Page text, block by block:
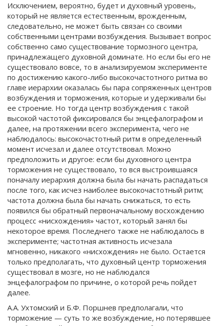
Исключением, вероятно, будет и духовный уровень,
который не является естественным, врожденным,
следовательно, не может быть связан со своими
собственными центрами возбуждения. Вызывает вопрос
собственно само существование тормозного центра,
принадлежащего духовной доминате. Но если бы его не
существовало вовсе, то в анализируемом эксперименте
по достижению какого-либо высокочастотного ритма во
главе иерархии оказалась бы пара сопряженных центров
возбуждения и торможения, которые и удерживали бы
ее строение. Но тогда центр возбуждения с такой
высокой частотой фиксировался бы энцефалографом и
далее, на протяжении всего эксперимента, чего не
наблюдалось: высокочастотный ритм в определенный
момент исчезал и далее отсутствовал. Можно
предположить и другое: если бы духовного центра
торможения не существовало, то вся выстроившаяся
поначалу иерархия должна была бы начать распадаться
после того, как исчез наиболее высокочастотный ритм;
частота должна была бы начать снижаться, то есть
появился бы обратный первоначальному восхождению
процесс «нисхождения» частот, который занял бы
некоторое время. Последнего также не наблюдалось в
эксперименте; частотная активность исчезала
мгновенно, никакого «нисхождения» не было. Остается
только предполагать, что духовный центр торможения
существовал в мозге, но не наблюдался
энцефалографом по причине, о которой речь пойдет
далее.
А.А. Ухтомский и Б.Ф. Поршнев предполагали, что
торможение — суть то же возбуждение, но потерявшее